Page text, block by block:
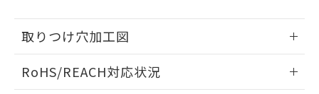
取りつけ穴加工図
RoHS/REACH対応状況
マイパーツ機能（部品リスト作成サー
ビス）をご利用いただくには、I-Web
メンバーズにご登録されている必要が
あります。
お客様が当ウェブサイト上で当社にご
部品在庫の切り替え状況などにより、予定
月が前後することがあります。
「10」：通常の使用状況下において有害物
質が外部に漏えいし、環境に深刻な影響を
及ぼさない年数を意味します。
い合わせください。
販売先および販売に係わる関係者が違
法に輸出するおそれがある場合は、取
白
情報を公開していない機種